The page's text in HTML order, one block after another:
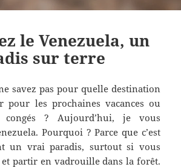
le Venezuela, un
sur terre
pas pour quelle destination
pour les prochaines vacances ou
congés ? Aujourd’hui, je vous
Pourquoi ? Parce que c’est
un vrai paradis, surtout si vous
partir en vadrouille dans la forêt.